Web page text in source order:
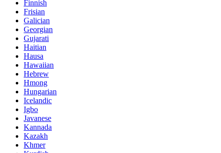
Finnish
Frisian
Galician
Georgian
Gujarati
Haitian
Hausa
Hawaiian
Hebrew
Hmong
Hungarian
Icelandic
Igbo
Javanese
Kannada
Kazakh
Khmer